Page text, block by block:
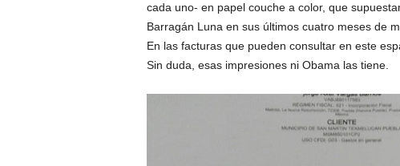
cada uno- en papel couche a color, que
Barragán Luna en sus últimos cuatro meses de
En las facturas que pueden consultar en este
Sin duda, esas impresiones ni Obama las tiene.